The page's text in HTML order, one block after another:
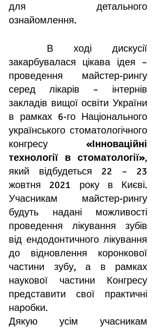
для детального
ознайомлення.
закарбувалася цікава ідея –
проведення майстер-рингу
серед лікарів – інтернів
закладів вищої освіти України
в рамках 6-го Національного
українського стоматологічного
конгресу «Інноваційні
технології в стоматології»,
який відбудеться 22 – 23
жовтня 2021 року в Києві.
Учасникам майстер-рингу
будуть надані можливості
проведення лікування зубів
від ендодонтичного лікування
до відновлення коронкової
частини зубу, а в рамках
наукової частини Конгресу
представити свої практичні
наробки.
Дякую усім учасникам